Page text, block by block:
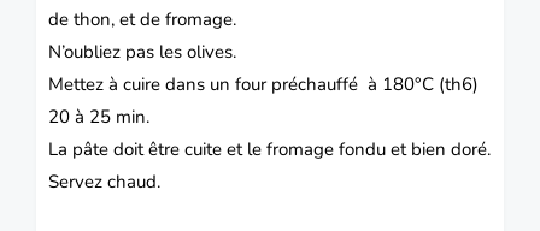
de thon, et de fromage.
N’oubliez pas les olives.
Mettez à cuire dans un four préchauffé à 180°C (th6)
20 à 25 min.
La pâte doit être cuite et le fromage fondu et bien doré.
Servez chaud.